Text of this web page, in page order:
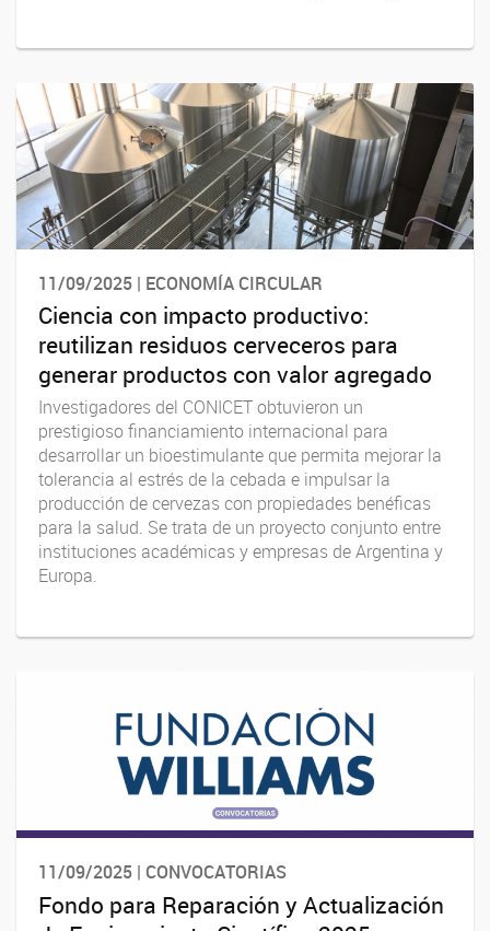
11/09/2025 | ECONOMÍA CIRCULAR
Ciencia con impacto productivo:
reutilizan residuos cerveceros para
generar productos con valor agregado
Investigadores del CONICET obtuvieron un
prestigioso financiamiento internacional para
desarrollar un bioestimulante que permita mejorar la
tolerancia al estrés de la cebada e impulsar la
producción de cervezas con propiedades benéficas
para la salud. Se trata de un proyecto conjunto entre
instituciones académicas y empresas de Argentina y
Europa.
11/09/2025 | CONVOCATORIAS
Fondo para Reparación y Actualización